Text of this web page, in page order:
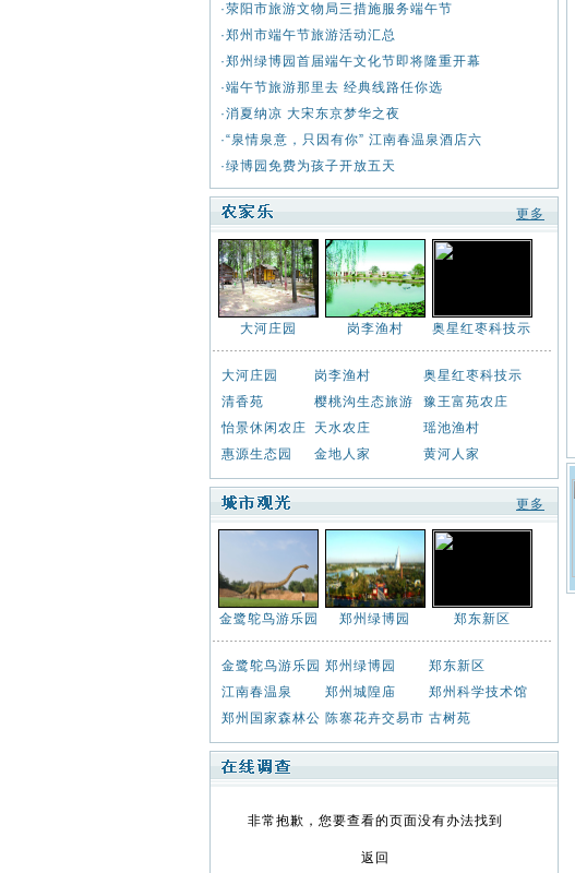
·荥阳市旅游文物局三措施服务端午节
·郑州市端午节旅游活动汇总
·郑州绿博园首届端午文化节即将隆重开幕
·端午节旅游那里去 经典线路任你选
·消夏纳凉 大宋东京梦华之夜
·“泉情泉意，只因有你” 江南春温泉酒店六
·绿博园免费为孩子开放五天
更多
大河庄园 岗李渔村 奥星红枣科技示
大河庄园 岗李渔村
奥星红枣科技示
清香苑
樱桃沟生态旅游
豫王富苑农庄
怡景休闲农庄
天水农庄
瑶池渔村
惠源生态园
金地人家 黄河人家
更多
金鹭鸵鸟游乐园 郑州绿博园 郑东新区
金鹭鸵鸟游乐园 郑州绿博园
郑东新区
江南春温泉
郑州城隍庙
郑州科学技术馆
郑州国家森林公 陈寨花卉交易市 古树苑
非常抱歉，您要查看的页面没有办法找到
返回